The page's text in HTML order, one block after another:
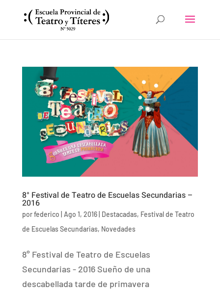
8° Festival de Teatro de Escuelas Secundarias –
2016
porfederico Ago 1, 2016| Destacadas, Festival de Teatro
de Escuelas Secundarias, Novedades
8° Festival de Teatro de Escuelas
Secundarias - 2016 Sueño de una
descabellada tarde de primavera